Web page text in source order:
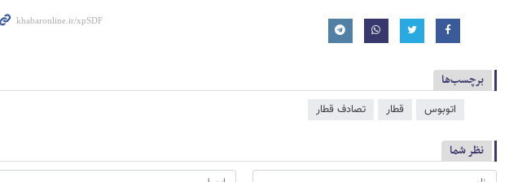
برچسب‌ها
اتوبوس قطار تصادف قطار
نظر شما